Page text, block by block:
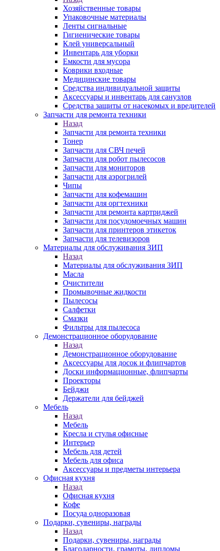
Хозяйственные товары
Упаковочные материалы
Ленты сигнальные
Гигиенические товары
Клей универсальный
Инвентарь для уборки
Емкости для мусора
Коврики входные
Медицинские товары
Средства индивидуальной защиты
Аксессуары и инвентарь для санузлов
Средства защиты от насекомых и вредителей
Запчасти для ремонта техники
Назад
Запчасти для ремонта техники
Тонер
Запчасти для СВЧ печей
Запчасти для робот пылесосов
Запчасти для мониторов
Запчасти для аэрогрилей
Чипы
Запчасти для кофемашин
Запчасти для оргтехники
Запчасти для ремонта картриджей
Запчасти для посудомоечных машин
Запчасти для принтеров этикеток
Запчасти для телевизоров
Материалы для обслуживания ЗИП
Назад
Материалы для обслуживания ЗИП
Масла
Очистители
Промывочные жидкости
Пылесосы
Салфетки
Смазки
Фильтры для пылесоса
Демонстрационное оборудование
Назад
Демонстрационное оборудование
Аксессуары для досок и флипчартов
Доски информационные, флипчарты
Проекторы
Бейджи
Держатели для бейджей
Мебель
Назад
Мебель
Кресла и стулья офисные
Интерьер
Мебель для детей
Мебель для офиса
Аксессуары и предметы интерьера
Офисная кухня
Назад
Офисная кухня
Кофе
Посуда одноразовая
Подарки, сувениры, награды
Назад
Подарки, сувениры, награды
Благодарности, грамоты, дипломы